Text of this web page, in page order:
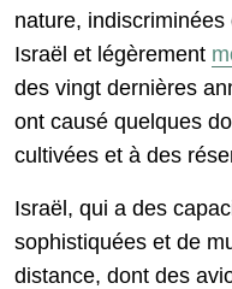
nature,
Israël et légèrement
des vingt dernières
ont causé quelques
cultivées et à des
Israël, qui a des
sophistiquées et de
distance, dont des